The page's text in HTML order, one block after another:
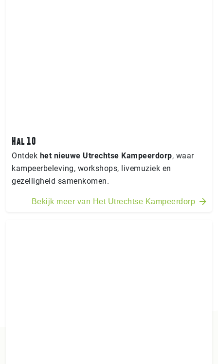
Hal 10
Ontdek het nieuwe Utrechtse Kampeerdorp, waar
kampeerbeleving, workshops, livemuziek en
gezelligheid samenkomen.
Bekijk meer van Het Utrechtse Kampeerdorp